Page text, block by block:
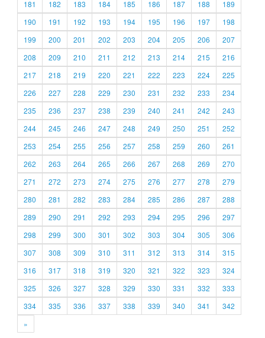
181
182 183 184 185 186 187 188
189
190
191 192 193 194 195 196 197
198
199
200 201 202 203 204 205 206
207
208
209 210 211 212 213 214 215
216
217
218 219 220 221 222 223 224
225
226
227 228 229 230 231 232 233
234
235
236 237 238 239 240 241 242
243
244
245 246 247 248 249 250 251
252
253
254 255 256 257 258 259 260
261
262
263 264 265 266 267 268 269
270
271
272 273 274 275 276 277 278
279
280
281 282 283 284 285 286 287
288
289
290 291 292 293 294 295 296
297
298
299 300 301 302 303 304 305
306
307
308 309 310 311 312 313 314
315
316
317 318 319 320 321 322 323
324
325
326 327 328 329 330 331 332
333
334
335 336 337 338 339 340 341
342
»